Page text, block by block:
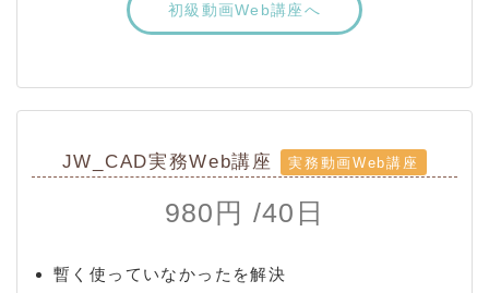
初級動画Web講座へ
JW_CAD実務Web講座 実務動画Web講座
980円 /40日
暫く使っていなかったを解決